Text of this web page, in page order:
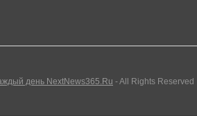
день NextNews365.Ru - All Rights Reserved